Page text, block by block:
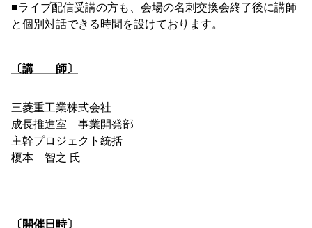
■ライブ配信受講の方も、会場の名刺交換会終了後に講師
と個別対話できる時間を設けております。
〔講 師〕
三菱重工業株式会社
成長推進室 事業開発部
主幹プロジェクト統括
榎本 智之 氏
〔開催日時〕